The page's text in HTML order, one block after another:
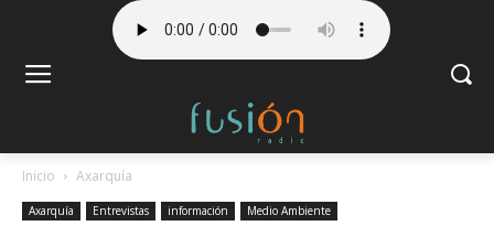
Inicio Axarquía
Axarquía Entrevistas información Medio Ambiente